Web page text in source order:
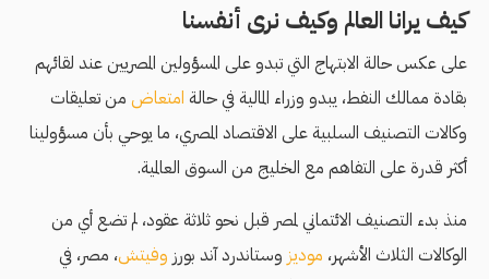
كيف يرانا العالم وكيف نرى أنفسنا
على عكس حالة الابتهاج التي تبدو على المسؤولين المصريين عند لقائهم
بقادة ممالك النفط، يبدو وزراء المالية في حالة امتعاض من تعليقات
وكالات التصنيف السلبية على الاقتصاد المصري، ما يوحي بأن مسؤولينا
أكثر قدرة على التفاهم مع الخليج من السوق العالمية.
منذ بدء التصنيف الائتماني لمصر قبل نحو ثلاثة عقود، لم تضع أي من
الوكالات الثلاث الأشهر، موديز وستاندرد آند بورز وفيتش، مصر، في